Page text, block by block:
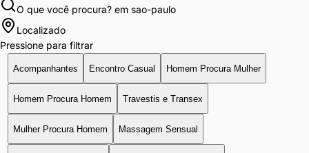
O que você procura? em sao-paulo
Localizado
Pressione para filtrar
Acompanhantes Encontro Casual Homem Procura Mulher
Homem Procura Homem Travestis e Transex
Mulher Procura Homem Massagem Sensual